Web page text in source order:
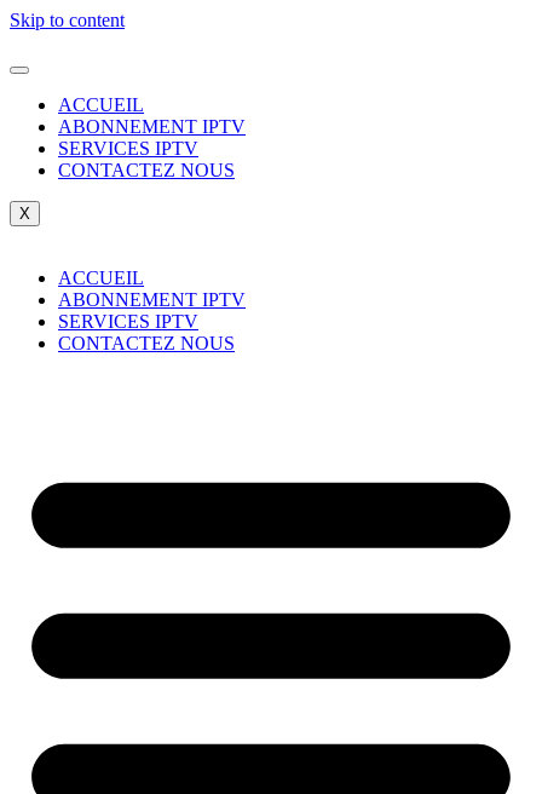
Skip to content
ACCUEIL
ABONNEMENT IPTV
SERVICES IPTV
CONTACTEZ NOUS
X
ACCUEIL
ABONNEMENT IPTV
SERVICES IPTV
CONTACTEZ NOUS